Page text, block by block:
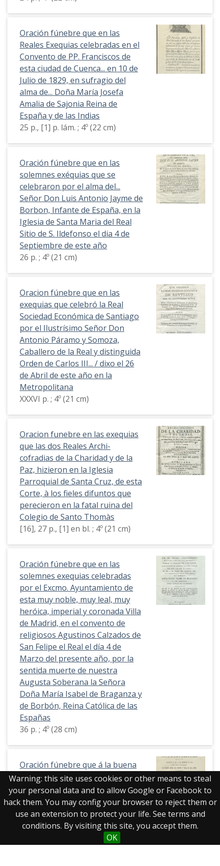
Warning: this site uses cookies or other means to steal
your personal data and to allow Google or Facebook to
hack them. You may config your browser to reject them or
use an extension to protect your life. See terms and
conditions. By visiting this site, you accept them.
OK
Oración fúnebre que en las
Reales Exequias celebradas en el
Convento de PP. Franciscos de
esta ciudad de Cuenca... en 10 de
Julio de 1829, en sufragio del
alma de... Doña María Josefa
Amalia de Sajonia Reina de
España y de las Indias
25 p., [1] p. lám. ; 4º (22 cm)
Oración fúnebre que en las
solemnes exéquias que se
celebraron por el alma del...
Señor Don Luis Antonio Jayme de
Borbon, Infante de España, en la
Iglesia de Santa Maria del Real
Sitio de S. Ildefonso el dia 4 de
Septiembre de este año
26 p. ; 4º (21 cm)
Oracion fúnebre que en las
exequias que celebró la Real
Sociedad Económica de Santiago
por el Ilustrísimo Señor Don
Antonio Páramo y Somoza,
Caballero de la Real y distinguida
Orden de Carlos III... / dixo el 26
de Abril de este año en la
Metropolitana
XXXVI p. ; 4º (21 cm)
Oracion funebre en las exequias
que las dos Reales Archi-
cofradias de la Charidad y de la
Paz, hizieron en la Iglesia
Parroquial de Santa Cruz, de esta
Corte, à los fieles difuntos que
perecieron en la fatal ruina del
Colegio de Santo Thomàs
[16], 27 p., [1] en bl. ; 4º (21 cm)
Oración fúnebre que en las
solemnes exequias celebradas
por el Excmo. Ayuntamiento de
esta muy noble, muy leal, muy
heróica, imperial y coronada Villa
de Madrid, en el convento de
religiosos Agustinos Calzados de
San Felipe el Real el día 4 de
Marzo del presente año, por la
sentida muerte de nuestra
Augusta Soberana la Señora
Doña María Isabel de Braganza y
de Borbón, Reina Católica de las
Españas
36 p. ; 4º (28 cm)
Oración fúnebre que á la buena
memoria de... D. Alfonso XII de
Borbón... pronunció el día 14 de
Diciembre de 1885, ante la ...
Hermandad de Nuestra Señora
del Refugio y Piedad de esta corte
D. Isidro de la Fuente y Almazán
16 p. ; 25 cm